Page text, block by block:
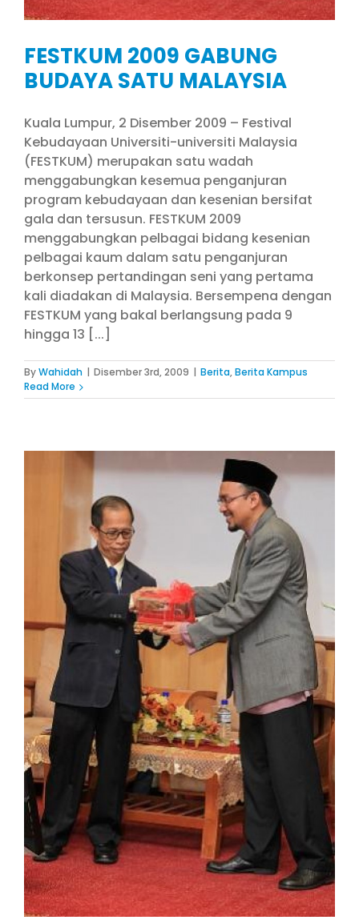
FESTKUM 2009 GABUNG
BUDAYA SATU MALAYSIA
Kuala Lumpur, 2 Disember 2009 – Festival
Kebudayaan Universiti-universiti Malaysia
(FESTKUM) merupakan satu wadah
menggabungkan kesemua penganjuran
program kebudayaan dan kesenian bersifat
gala dan tersusun. FESTKUM 2009
menggabungkan pelbagai bidang kesenian
pelbagai kaum dalam satu penganjuran
berkonsep pertandingan seni yang pertama
kali diadakan di Malaysia. Bersempena dengan
FESTKUM yang bakal berlangsung pada 9
hingga 13 [...]
ByWahidah | Disember 3rd, 2009 | Berita,Berita Kampus
Read More